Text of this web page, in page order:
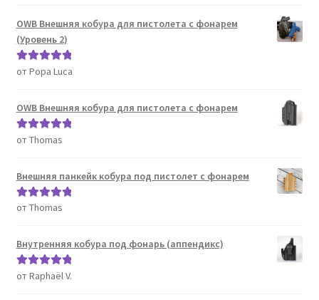
OWB Внешняя кобура для пистолета с фонарем
(Уровень 2)
Оценка 5 из
от Popa Luca
OWB Внешняя кобура для пистолета с фонарем
Оценка5из
от Thomas
Внешняя панкейк кобура под пистолет с фонарем
Оценка5из
от Thomas
Внутренняя кобура под фонарь (аппендикс)
Оценка5из
от Raphaël V.